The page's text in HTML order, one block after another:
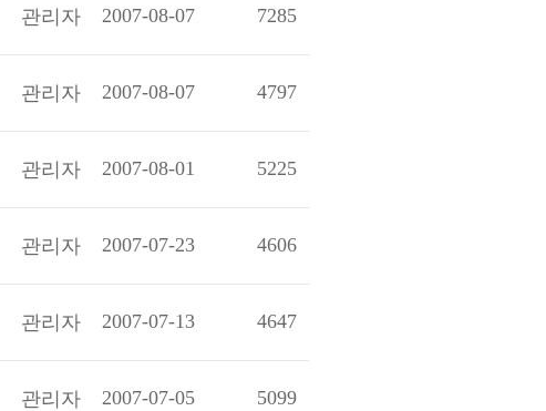
관리자 2007-08-07 7285
관리자 2007-08-07 4797
관리자 2007-08-01 5225
관리자 2007-07-23 4606
관리자 2007-07-13 4647
관리자 2007-07-05 5099